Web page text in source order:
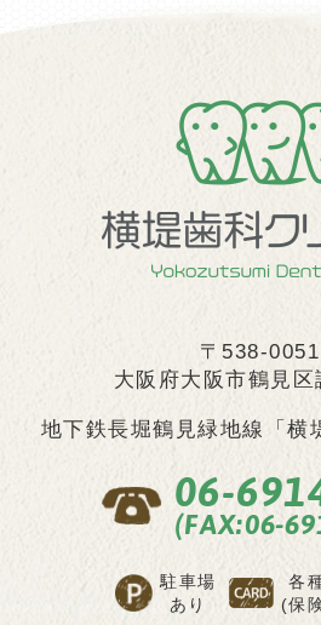
〒538-
大阪府大阪市鶴見
地下鉄長堀鶴見緑地線 「
06-
(FAX:06-
駐車場
あり
各
(保